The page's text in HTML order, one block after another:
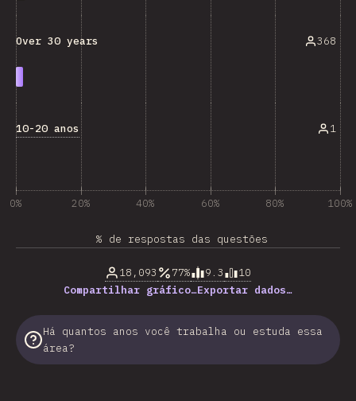
Over 30 years 368
10-20 anos 1
0% 20% 40% 60% 80% 100%
% de respostas das questões
18,093 77% 9.3
10
Compartilhar gráfico…Exportar dados…
Há quantos anos você trabalha ou estuda essa
área?